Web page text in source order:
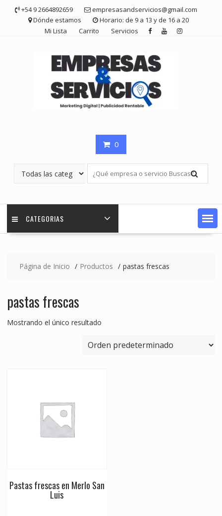
contenido
+54 9 2664892659
empresasandservicios@gmail.com
Dónde estamos
Horario: de 9 a 13 y de 16 a 20
Mi Lista
Carrito Servicios
0
CATEGORIAS
Página de Inicio Productos pastas frescas
pastas frescas
Mostrando el único resultado
Pastas frescas en Merlo San
Luis